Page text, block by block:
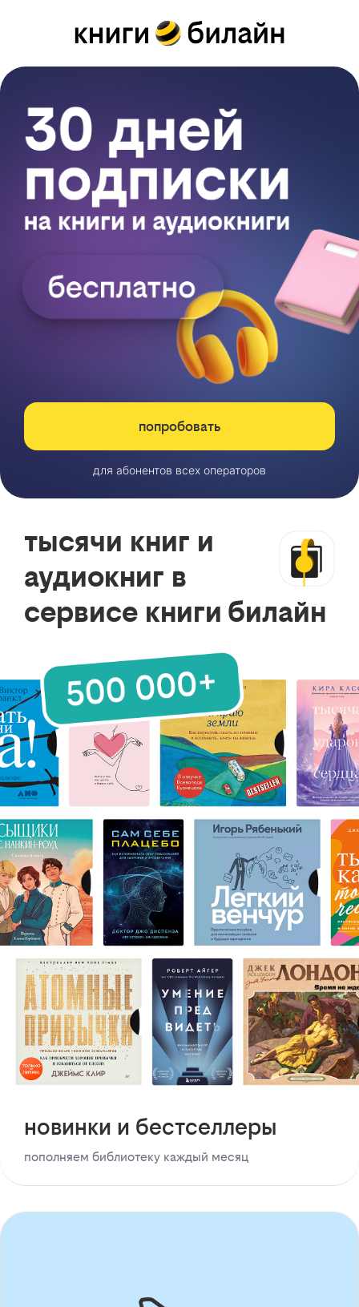
попробовать
для абонентов всех операторов
тысячи книг и
аудиокниг в
сервисе книги билайн
новинки и бестселлеры
пополняем библиотеку каждый месяц